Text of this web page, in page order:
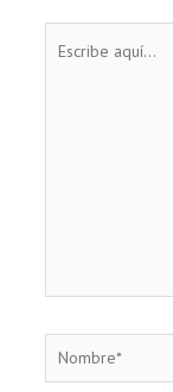
Nombre*